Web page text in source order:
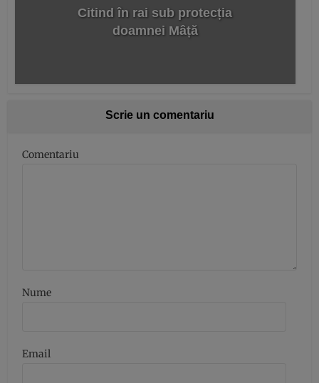
Citind în rai sub protecția
doamnei Mâță
Scrie un comentariu
Comentariu
Nume
Email